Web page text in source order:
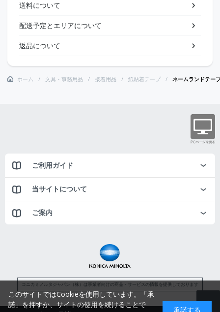
送料について
配送予定とエリアについて
返品について
ホーム 文具・事務用品 接着用品 紙粘着テープ ネームランドテ
ご利用ガイド
当サイトについて
ご案内
コニカミノルタジャパン（株）は事業者向けの商品・サービスの情報を提供しております
このサイトではCookieを使用しています。「承
諾」を押すか、サイトの使用を続けることで
承諾する